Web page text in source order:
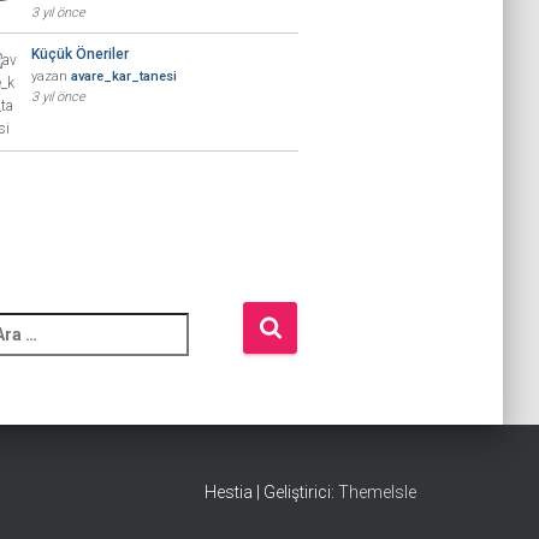
3 yıl önce
Küçük Öneriler
yazan avare_kar_tanesi
3 yıl önce
Hestia | Geliştirici: ThemeIsle